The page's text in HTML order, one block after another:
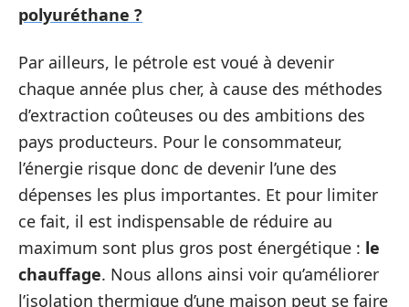
polyuréthane ?
Par ailleurs, le pétrole est voué à devenir
chaque année plus cher, à cause des méthodes
d’extraction coûteuses ou des ambitions des
pays producteurs. Pour le consommateur,
l’énergie risque donc de devenir l’une des
dépenses les plus importantes. Et pour limiter
ce fait, il est indispensable de réduire au
maximum sont plus gros post énergétique : le
chauffage. Nous allons ainsi voir qu’améliorer
l’isolation thermique d’une maison peut se faire